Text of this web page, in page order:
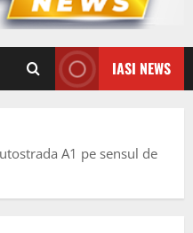
IASI NEWS
A1 pe sensul de